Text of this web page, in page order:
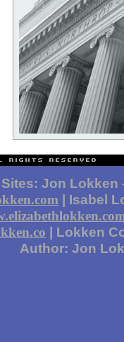
Jon Lokken
| Isabel
| Lokken
Author: Jon